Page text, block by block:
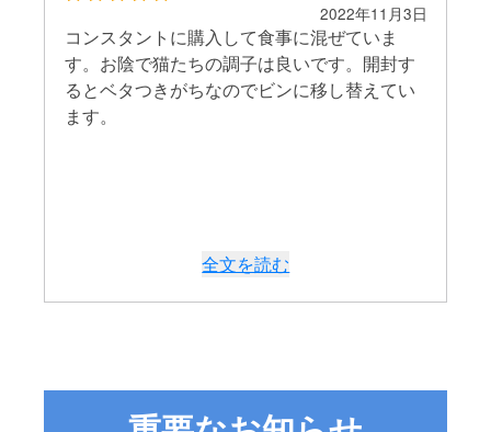
2022年11月3日
コンスタントに購入して食事に混ぜていま
す。お陰で猫たちの調子は良いです。開封す
るとベタつきがちなのでビンに移し替えてい
ます。
全文を読む